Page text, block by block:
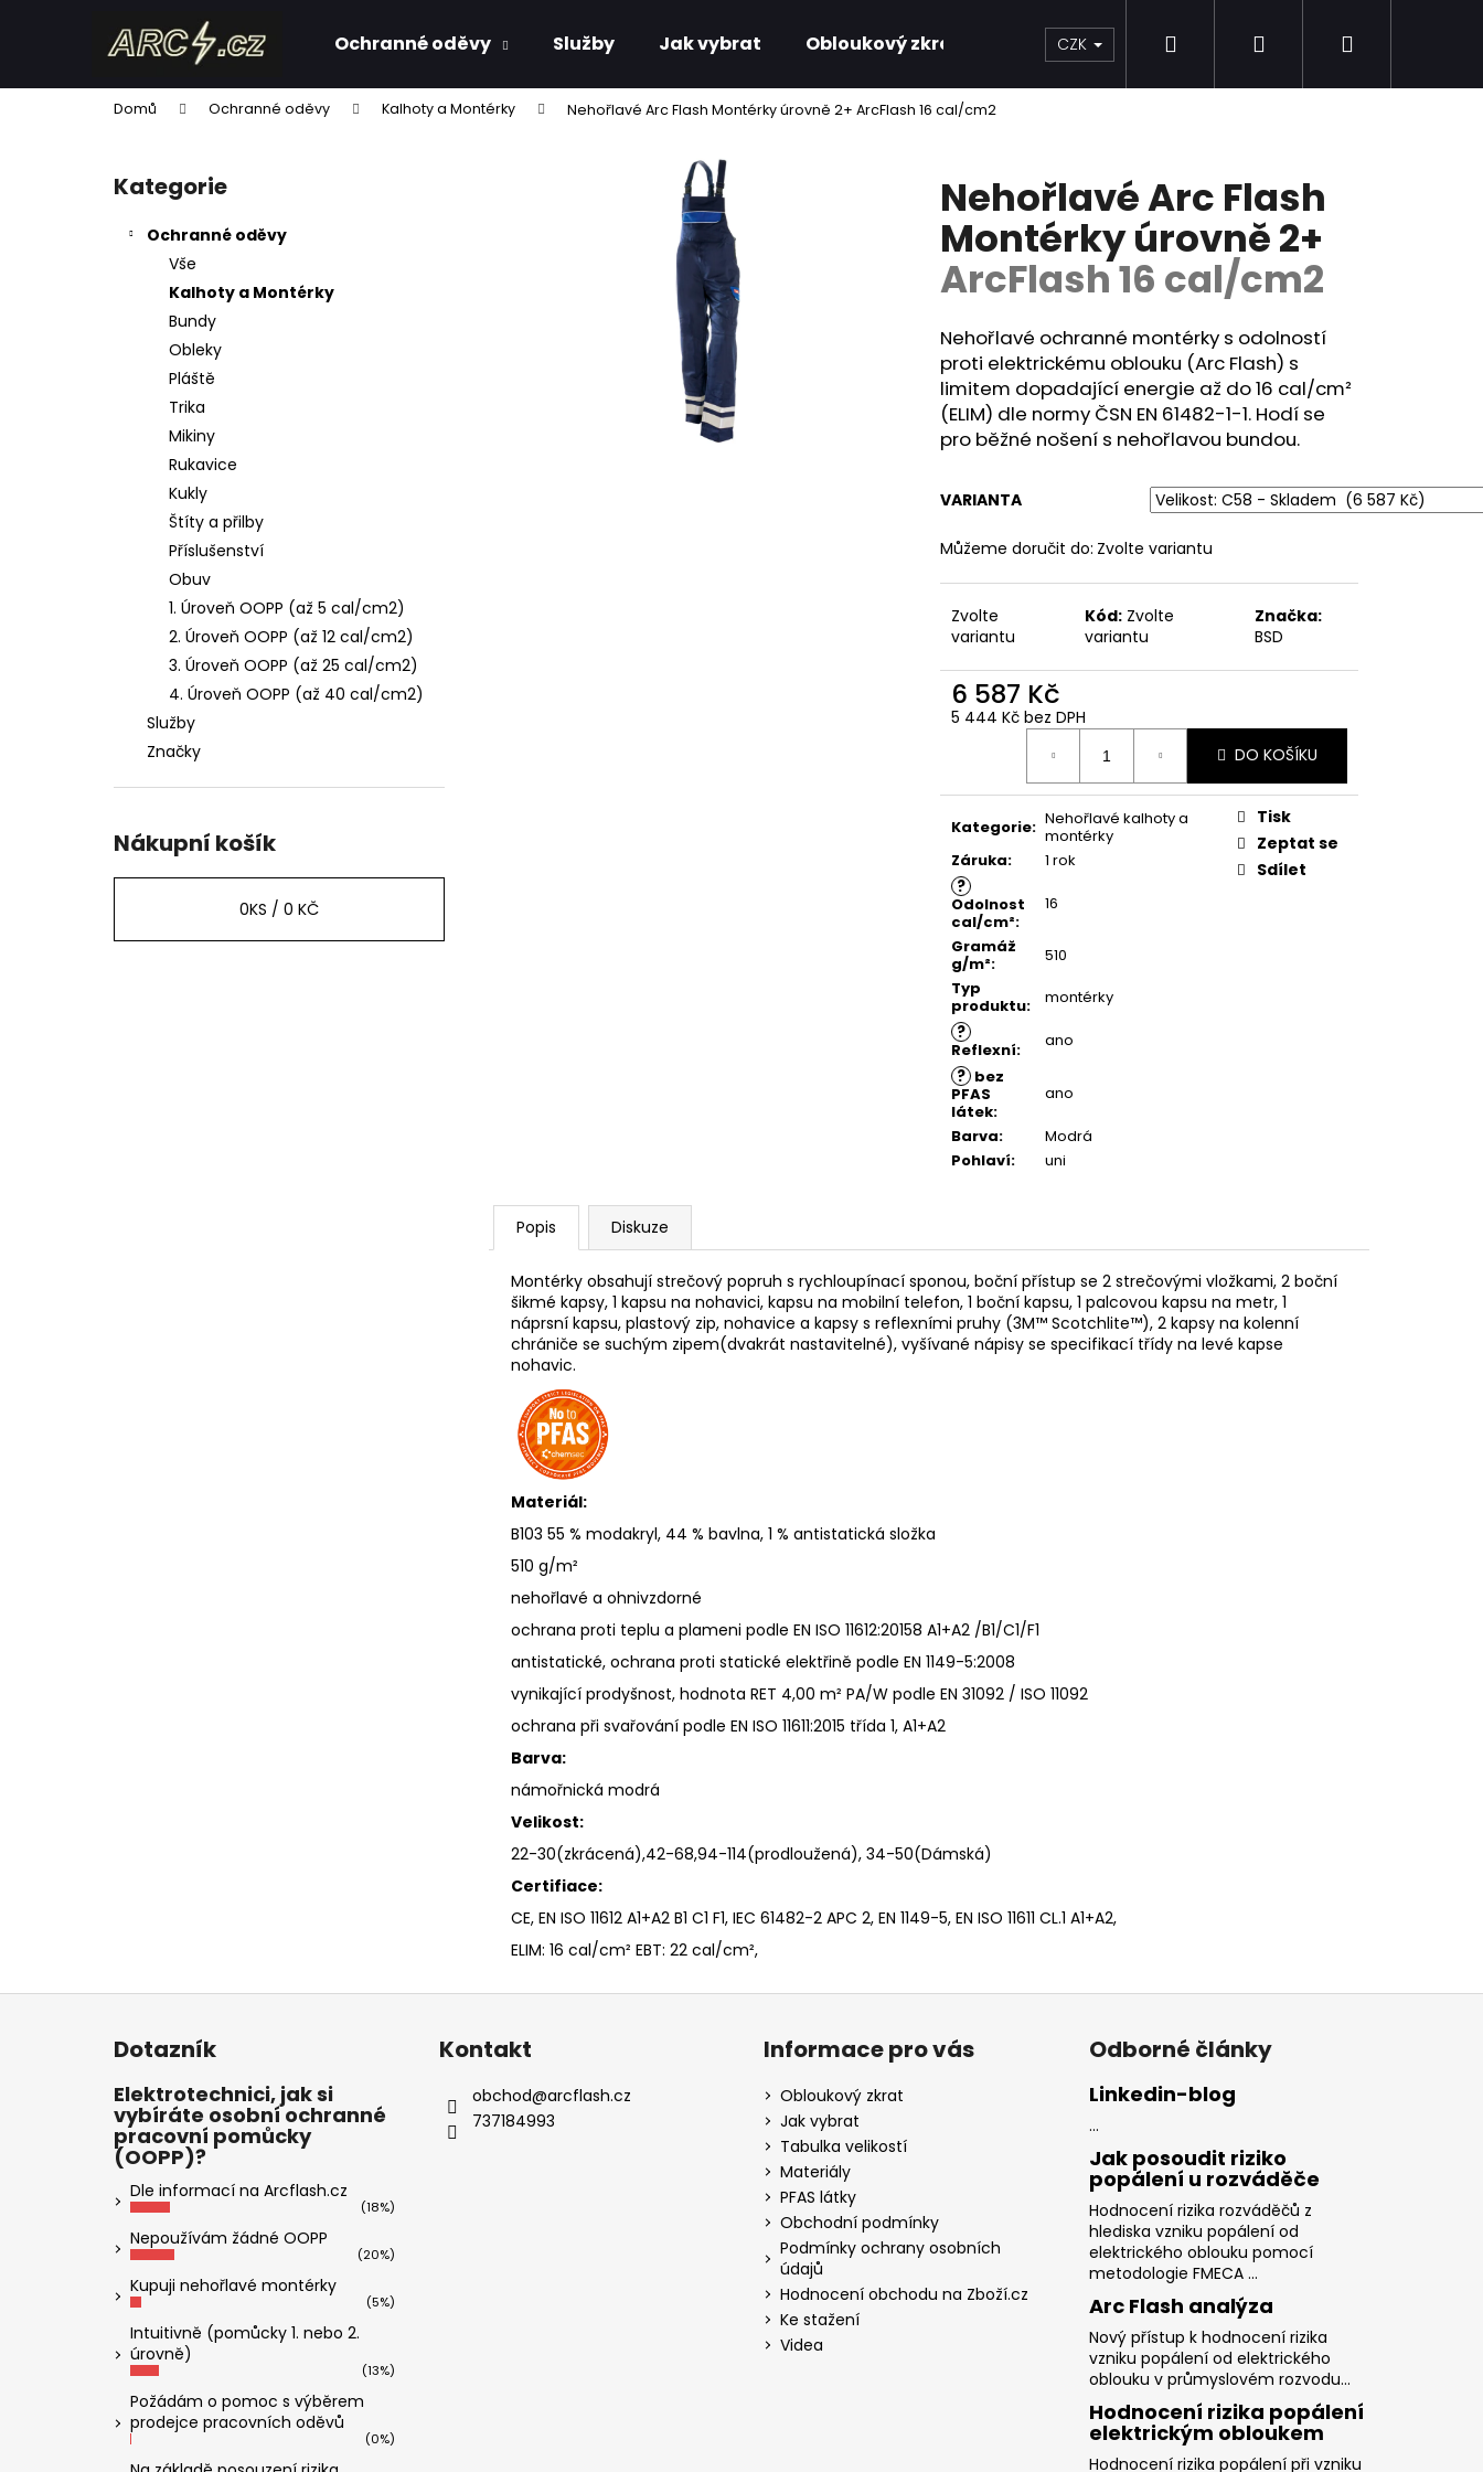
Ochranné oděvy Služby Jak vybrat Obloukový zkrat Časté dotazy Kontakt Odborné články
CZK Přihlášení
Domů Ochranné oděvy Kalhoty a Montérky Nehořlavé Arc Flash Montérky úrovně 2+ ArcFlash 16 cal/cm2
Přeskočit
kategorie
Kategorie
Ochranné oděvy
Vše
Kalhoty a Montérky
Bundy
Obleky
Pláště
Trika
Mikiny
Rukavice
Kukly
Štíty a přilby
Příslušenství
Obuv
1. Úroveň OOPP (až 5 cal/cm2)
2. Úroveň OOPP (až 12 cal/cm2)
3. Úroveň OOPP (až 25 cal/cm2)
4. Úroveň OOPP (až 40 cal/cm2)
Služby
Značky
Nákupní košík
0KS / 0 KČ
Nehořlavé Arc Flash
Montérky úrovně 2+
ArcFlash 16 cal/cm2
Nehořlavé ochranné montérky s odolností
proti elektrickému oblouku (Arc Flash) s
limitem dopadající energie až do 16 cal/cm²
(ELIM) dle normy ČSN EN 61482-1-1. Hodí se
pro běžné nošení s nehořlavou bundou.
VARIANTA
Můžeme doručit do: Zvolte variantu
Zvolte
variantu
Kód: Zvolte
variantu
Značka:
BSD
6 587 Kč
5 444 Kč bez DPH
DO KOŠÍKU
Kategorie: Nehořlavé kalhoty a
montérky
Záruka: 1 rok
?
Odolnost
cal/cm²:
16
Gramáž
g/m²:
510
Typ
produktu: montérky
?
Reflexní: ano
? bez
PFAS
látek:
ano
Barva:
Modrá
Pohlaví: uni
Tisk
Zeptat se
Sdílet
Popis Diskuze
Montérky obsahují strečový popruh s rychloupínací sponou, boční přístup se 2 strečovými vložkami, 2 boční
šikmé kapsy, 1 kapsu na nohavici, kapsu na mobilní telefon, 1 boční kapsu, 1 palcovou kapsu na metr, 1
náprsní kapsu, plastový zip, nohavice a kapsy s reflexními pruhy (3M™ Scotchlite™), 2 kapsy na kolenní
chrániče se suchým zipem(dvakrát nastavitelné), vyšívané nápisy se specifikací třídy na levé kapse
nohavic.
Materiál:
B103 55 % modakryl, 44 % bavlna, 1 % antistatická složka
510 g/m²
nehořlavé a ohnivzdorné
ochrana proti teplu a plameni podle EN ISO 11612:20158 A1+A2 /B1/C1/F1
antistatické, ochrana proti statické elektřině podle EN 1149-5:2008
vynikající prodyšnost, hodnota RET 4,00 m² PA/W podle EN 31092 / ISO 11092
ochrana při svařování podle EN ISO 11611:2015 třída 1, A1+A2
Barva:
námořnická modrá
Velikost:
22-30(zkrácená),42-68,94-114(prodloužená), 34-50(Dámská)
Certifiace:
CE, EN ISO 11612 A1+A2 B1 C1 F1, IEC 61482-2 APC 2, EN 1149-5, EN ISO 11611 CL.1 A1+A2,
ELIM: 16 cal/cm² EBT: 22 cal/cm²,
í
Zpět
do
obchodu
Zpět
do
obchodu
Co potřebujete najít?
Doporučujeme
Z
Dotazník
Elektrotechnici, jak si
vybíráte osobní ochranné
pracovní pomůcky
(OOPP)?
Dle informací na Arcflash.cz
(18%)
Nepoužívám žádné OOPP
(20%)
Kupuji nehořlavé montérky
(5%)
Intuitivně (pomůcky 1. nebo 2.
úrovně)
(13%)
Požádám o pomoc s výběrem
prodejce pracovních oděvů
(0%)
Kontakt
obchod@arcflash.cz
737184993
Informace pro vás
Obloukový zkrat
Jak vybrat
Tabulka velikostí
Materiály
PFAS látky
Obchodní podmínky
Podmínky ochrany osobních
údajů
Hodnocení obchodu na Zboží.cz
Ke stažení
Videa
Odborné články
Linkedin-blog
...
Jak posoudit riziko
popálení u rozváděče
Hodnocení rizika rozváděčů z
hlediska vzniku popálení od
elektrického oblouku pomocí
metodologie FMECA ...
Arc Flash analýza
Nový přístup k hodnocení rizika
vzniku popálení od elektrického
oblouku v průmyslovém rozvodu...
Hodnocení rizika popálení
elektrickým obloukem
Hodnocení rizika popálení při vzniku